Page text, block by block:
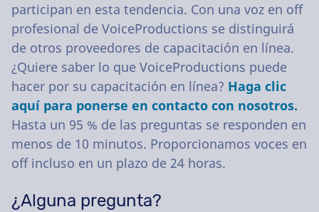
participan en esta tendencia. Con una voz en off
profesional de VoiceProductions se distinguirá
de otros proveedores de capacitación en línea.
¿Quiere saber lo que VoiceProductions puede
hacer por su capacitación en línea? Haga clic
aquí para ponerse en contacto con nosotros.
Hasta un 95 % de las preguntas se responden en
menos de 10 minutos. Proporcionamos voces en
off incluso en un plazo de 24 horas.
¿Alguna pregunta?